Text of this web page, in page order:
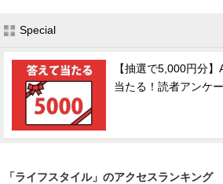
Special
【抽選で5,000円分
当たる！読者アンケ
「ライフスタイル」のアクセスランキング